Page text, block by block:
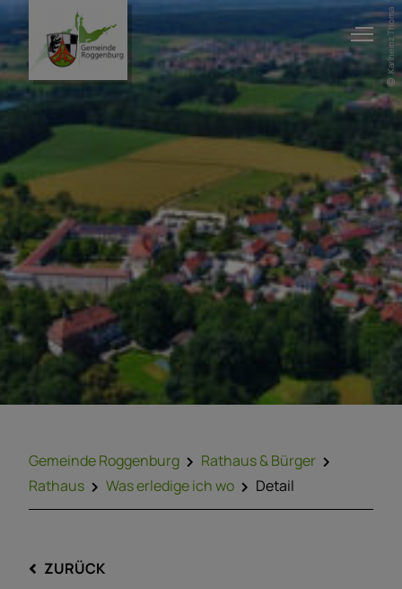
Karlheinz Thoma
Gemeinde Roggenburg
Rathaus & Bürger
Rathaus
Was erledige ich wo Detail
ZURÜCK